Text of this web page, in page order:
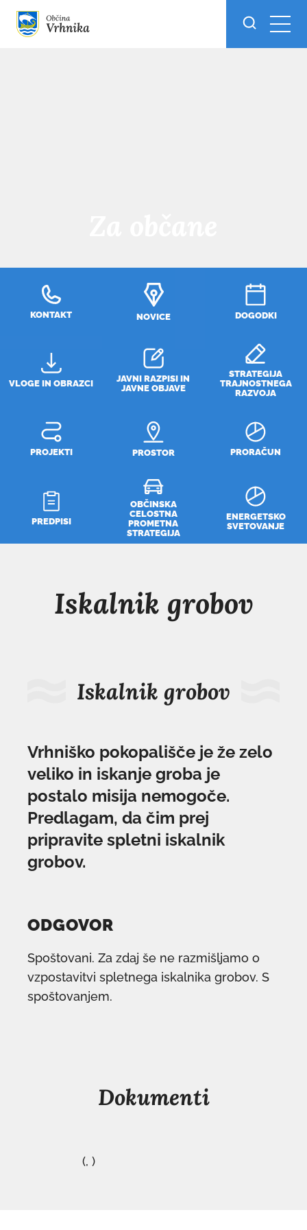
KONTAKT NOVICE DOGODKI
VLOGE IN OBRAZCI
JAVNI RAZPISI IN
JAVNE OBJAVE
STRATEGIJA
TRAJNOSTNEGA
RAZVOJA
PROJEKTI PROSTOR PRORAČUN
PREDPISI
OBČINSKA
CELOSTNA
PROMETNA
STRATEGIJA
ENERGETSKO
SVETOVANJE
Iskalnik grobov
Iskalnik grobov
Vrhniško pokopališče je že zelo
veliko in iskanje groba je
postalo misija nemogoče.
Predlagam, da čim prej
pripravite spletni iskalnik
grobov.
ODGOVOR
Spoštovani. Za zdaj še ne razmišljamo o
vzpostavitvi spletnega iskalnika grobov. S
spoštovanjem.
Dokumenti
(, )